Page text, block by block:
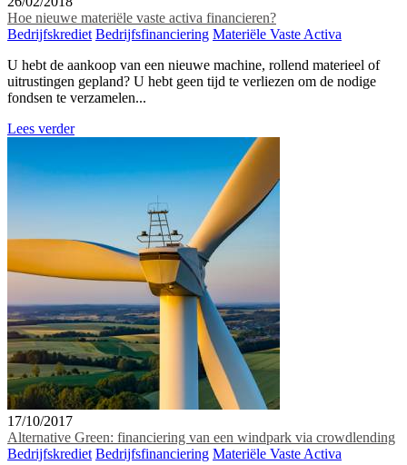
Hoe nieuwe materiële vaste activa financieren?
Bedrijfskrediet Bedrijfsfinanciering Materiële Vaste Activa
U hebt de aankoop van een nieuwe machine, rollend materieel of
uitrustingen gepland? U hebt geen tijd te verliezen om de nodige
fondsen te verzamelen...
Lees verder
17/10/2017
Alternative Green: financiering van een windpark via crowdlending
Bedrijfskrediet Bedrijfsfinanciering Materiële Vaste Activa